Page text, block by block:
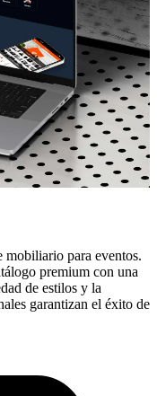
de
mobiliario para eventos.
premium con una
de estilos y la
garantizan el éxito de